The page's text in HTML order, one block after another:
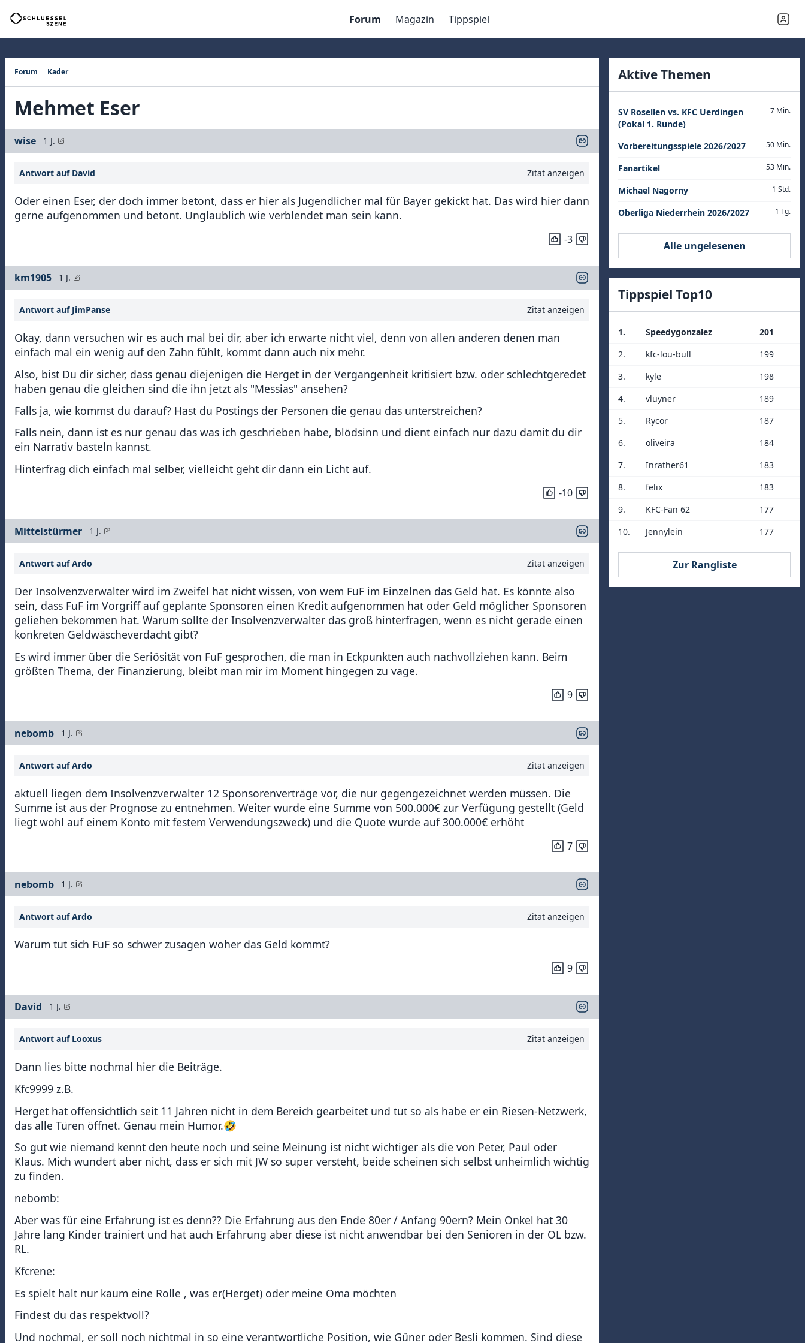
Forum Magazin Tippspiel
Forum Kader
Mehmet Eser
wise 1 J.
Antwort auf David Zitat anzeigen
Oder einen Eser, der doch immer betont, dass er hier als Jugendlicher mal für Bayer gekickt hat. Das wird hier dann
gerne aufgenommen und betont. Unglaublich wie verblendet man sein kann.
-3
km1905 1 J.
Antwort auf JimPanse Zitat anzeigen
Okay, dann versuchen wir es auch mal bei dir, aber ich erwarte nicht viel, denn von allen anderen denen man
einfach mal ein wenig auf den Zahn fühlt, kommt dann auch nix mehr.
Also, bist Du dir sicher, dass genau diejenigen die Herget in der Vergangenheit kritisiert bzw. oder schlechtgeredet
haben genau die gleichen sind die ihn jetzt als "Messias" ansehen?
Falls ja, wie kommst du darauf? Hast du Postings der Personen die genau das unterstreichen?
Falls nein, dann ist es nur genau das was ich geschrieben habe, blödsinn und dient einfach nur dazu damit du dir
ein Narrativ basteln kannst.
Hinterfrag dich einfach mal selber, vielleicht geht dir dann ein Licht auf.
-10
Mittelstürmer 1 J.
Antwort auf Ardo Zitat anzeigen
Der Insolvenzverwalter wird im Zweifel hat nicht wissen, von wem FuF im Einzelnen das Geld hat. Es könnte also
sein, dass FuF im Vorgriff auf geplante Sponsoren einen Kredit aufgenommen hat oder Geld möglicher Sponsoren
geliehen bekommen hat. Warum sollte der Insolvenzverwalter das groß hinterfragen, wenn es nicht gerade einen
konkreten Geldwäscheverdacht gibt?
Es wird immer über die Seriösität von FuF gesprochen, die man in Eckpunkten auch nachvollziehen kann. Beim
größten Thema, der Finanzierung, bleibt man mir im Moment hingegen zu vage.
9
nebomb 1 J.
Antwort auf Ardo Zitat anzeigen
aktuell liegen dem Insolvenzverwalter 12 Sponsorenverträge vor, die nur gegengezeichnet werden müssen. Die
Summe ist aus der Prognose zu entnehmen. Weiter wurde eine Summe von 500.000€ zur Verfügung gestellt (Geld
liegt wohl auf einem Konto mit festem Verwendungszweck) und die Quote wurde auf 300.000€ erhöht
7
nebomb 1 J.
Antwort auf Ardo Zitat anzeigen
Warum tut sich FuF so schwer zusagen woher das Geld kommt?
9
David 1 J.
Antwort auf Looxus Zitat anzeigen
Dann lies bitte nochmal hier die Beiträge.
Kfc9999 z.B.
Herget hat offensichtlich seit 11 Jahren nicht in dem Bereich gearbeitet und tut so als habe er ein Riesen-Netzwerk,
das alle Türen öffnet. Genau mein Humor.🤣
So gut wie niemand kennt den heute noch und seine Meinung ist nicht wichtiger als die von Peter, Paul oder
Klaus. Mich wundert aber nicht, dass er sich mit JW so super versteht, beide scheinen sich selbst unheimlich wichtig
zu finden.
nebomb:
Aber was für eine Erfahrung ist es denn?? Die Erfahrung aus den Ende 80er / Anfang 90ern? Mein Onkel hat 30
Jahre lang Kinder trainiert und hat auch Erfahrung aber diese ist nicht anwendbar bei den Senioren in der OL bzw.
RL.
Kfcrene:
Es spielt halt nur kaum eine Rolle , was er(Herget) oder meine Oma möchten
Findest du das respektvoll?
Und nochmal, er soll noch nichtmal in so eine verantwortliche Position, wie Güner oder Besli kommen. Sind diese
Aktive Themen
SV Rosellen vs. KFC Uerdingen
(Pokal 1. Runde)
7 Min.
Vorbereitungsspiele 2026/2027 50 Min.
Fanartikel 53 Min.
Michael Nagorny 1 Std.
Oberliga Niederrhein 2026/2027 1 Tg.
Alle ungelesenen
Tippspiel Top10
1. Speedygonzalez
201
2.
kfc-lou-bull
199
3.
kyle
198
4.
vluyner
189
5.
Rycor
187
6.
oliveira
184
7.
Inrather61
183
8.
felix
183
9.
KFC-Fan 62
177
10.
Jennylein 177
Zur Rangliste